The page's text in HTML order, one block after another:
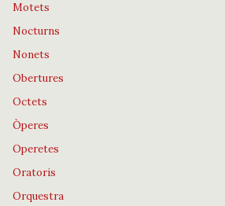
Motets
Nocturns
Nonets
Obertures
Octets
Òperes
Operetes
Oratoris
Orquestra